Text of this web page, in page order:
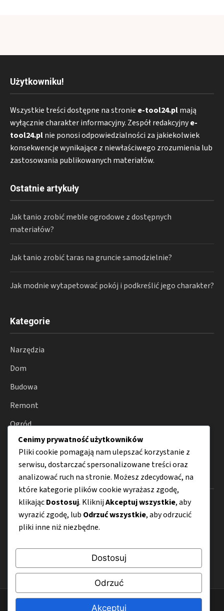
Użytkowniku!
Wszystkie treści dostępne na stronie e-tool24.plmają
wyłącznie charakter informacyjny. Zespół redakcyjnye-
tool24.plnie ponosi odpowiedzialności za jakiekolwiek
konsekwencje wynikające z niewłaściwego zrozumienia lub
zastosowania publikowanych materiałów.
Ostatnie artykuły
Jak tanio zrobić meble ogrodowe z dostępnych
materiałów?
Jak tanio zrobić taras na gruncie samodzielnie?
Jak modnie wytapetować pokój i podkreślić jego charakter?
Kategorie
Narzędzia
Dom
Budowa
Remont
Ogród
Porady
Menu
O nas
Kontakt
© 2026 e-tool24.pl
Cenimy prywatność użytkowników
Pliki cookie pomagają nam ulepszać korzystanie z
serwisu, dostarczać spersonalizowane treści oraz
analizować ruch na stronie. Możesz zdecydować, na
które kategorie plików cookie wyrażasz zgodę,
klikającDostosuj. KliknijAkceptuj wszystkie, aby
wyrazić zgodę, lub Odrzuć wszystkie, aby odrzucić
pliki inne niż niezbędne.
Dostosuj
Odrzuć
Akceptuj